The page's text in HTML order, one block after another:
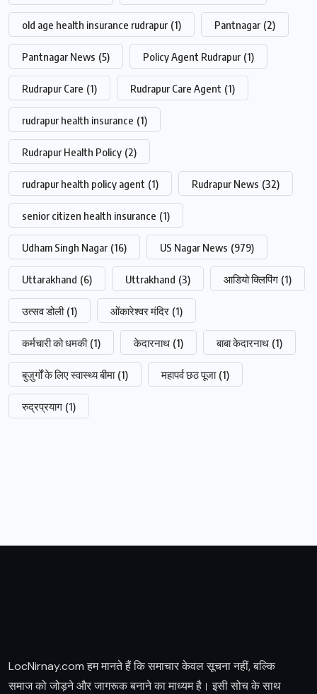
old age health insurance rudrapur (1) Pantnagar (2)
Pantnagar News (5) Policy Agent Rudrapur (1)
Rudrapur Care (1) Rudrapur Care Agent (1)
rudrapur health insurance (1)
Rudrapur Health Policy (2)
rudrapur health policy agent (1) Rudrapur News (32)
senior citizen health insurance (1)
Udham Singh Nagar (16) US Nagar News (979)
Uttarakhand (6) Uttrakhand (3) आडियो क्लिपिंग (1)
उत्सव डोली (1) ओंकारेश्वर मंदिर (1)
कर्मचारी को धमकी (1) केदारनाथ (1) बाबा केदारनाथ (1)
बुज़ुर्गों के लिए स्वास्थ्य बीमा (1) महापर्व छठ पूजा (1)
रुद्रप्रयाग (1)
LocNirnay.com हम मानते हैं कि समाचार केवल सूचना नहीं, बल्कि
समाज को जोड़ने और जागरूक बनाने का माध्यम है। इसी सोच के साथ